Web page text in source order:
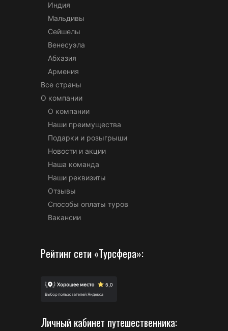
Индия
Мальдивы
Сейшелы
Венесуэла
Абхазия
Армения
Все страны
О компании
О компании
Наши преимущества
Подарки и розыгрыши
Новости и акции
Наша команда
Наши реквизиты
Отзывы
Способы оплаты туров
Вакансии
Рейтинг сети «Турсфера»:
Личный кабинет путешественника: